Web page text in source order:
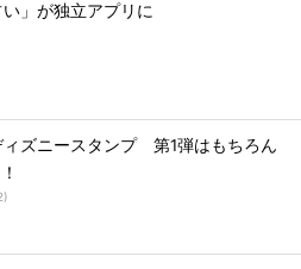
い」が独立アプリに
ィズニースタンプ 第1弾はもちろん
)